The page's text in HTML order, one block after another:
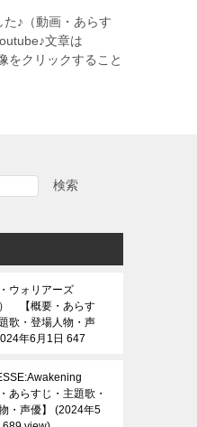
♪（動画・あらす
文章は
をクリックすること
検索
ウォリアーズ
） 【概要・あらす
歌・登場人物・声
年6月1日 647
あらすじ・主題歌・
・声優】
2024年5